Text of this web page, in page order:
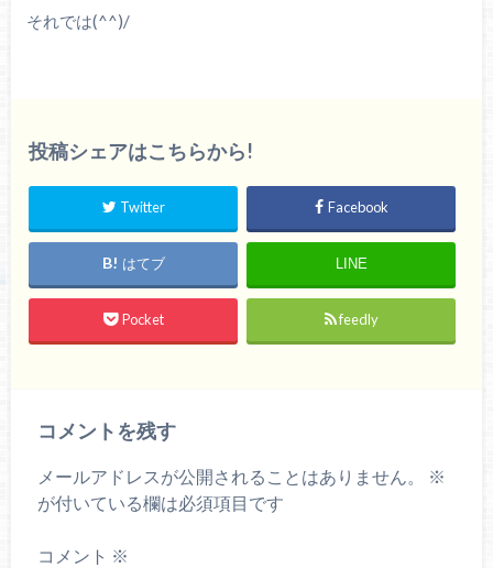
それでは(^^)/
投稿シェアはこちらから!
Twitter Facebook
はてブ LINE
Pocket feedly
コメントを残す
メールアドレスが公開されることはありません。
※
が付いている欄は必須項目です
コメント ※